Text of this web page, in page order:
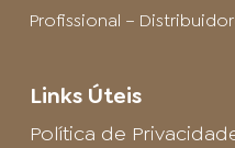
Profissional –
Links Úteis
Política de